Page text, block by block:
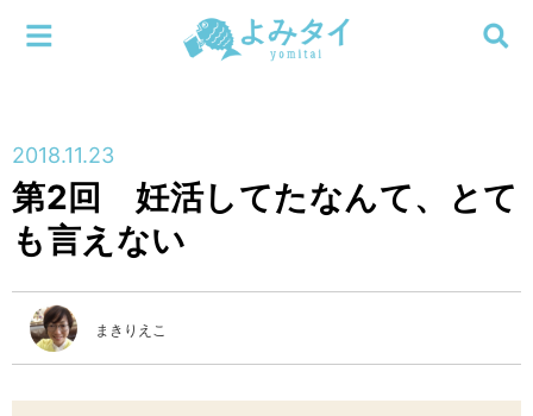
特集
検索する
メニューを閉じる
2018.11.23
第2回 妊活してたなんて、とて
も言えない
まきりえこ